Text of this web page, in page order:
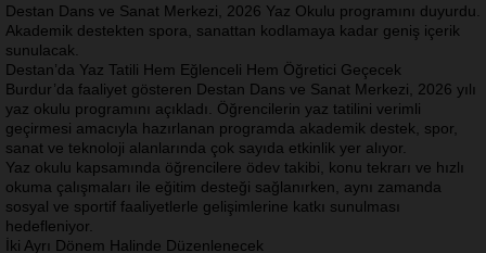
Destan Dans ve Sanat Merkezi, 2026 Yaz Okulu programını duyurdu.
Akademik destekten spora, sanattan kodlamaya kadar geniş içerik
sunulacak.
Destan’da Yaz Tatili Hem Eğlenceli Hem Öğretici Geçecek
Burdur’da faaliyet gösteren Destan Dans ve Sanat Merkezi, 2026 yılı
yaz okulu programını açıkladı. Öğrencilerin yaz tatilini verimli
geçirmesi amacıyla hazırlanan programda akademik destek, spor,
sanat ve teknoloji alanlarında çok sayıda etkinlik yer alıyor.
Yaz okulu kapsamında öğrencilere ödev takibi, konu tekrarı ve hızlı
okuma çalışmaları ile eğitim desteği sağlanırken, aynı zamanda
sosyal ve sportif faaliyetlerle gelişimlerine katkı sunulması
hedefleniyor.
İki Ayrı Dönem Halinde Düzenlenecek